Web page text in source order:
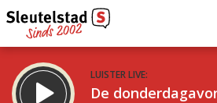
LUISTER LIVE:
De